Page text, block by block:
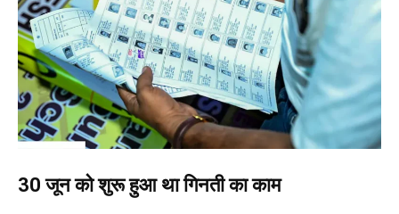
30 जून को शुरू हुआ था ग‍िनती का काम